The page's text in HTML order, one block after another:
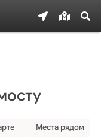
Места рядом